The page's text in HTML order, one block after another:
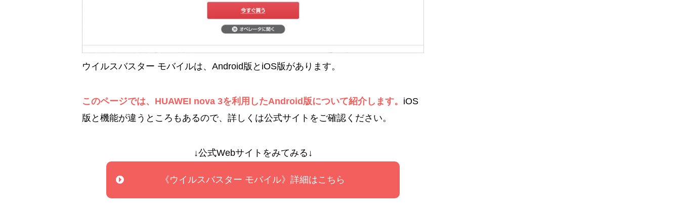
ウイルスバスター モバイルは、Android版とiOS版があります。
このページでは、HUAWEI nova 3を利用したAndroid版について紹介します。 iOS
版と機能が違うところもあるので、詳しくは公式サイトをご確認ください。
↓公式Webサイトをみてみる↓
《ウイルスバスター モバイル》詳細はこちら